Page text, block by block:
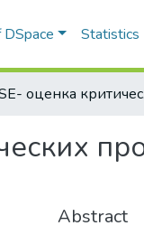
Statistics
CASE-
Abstract